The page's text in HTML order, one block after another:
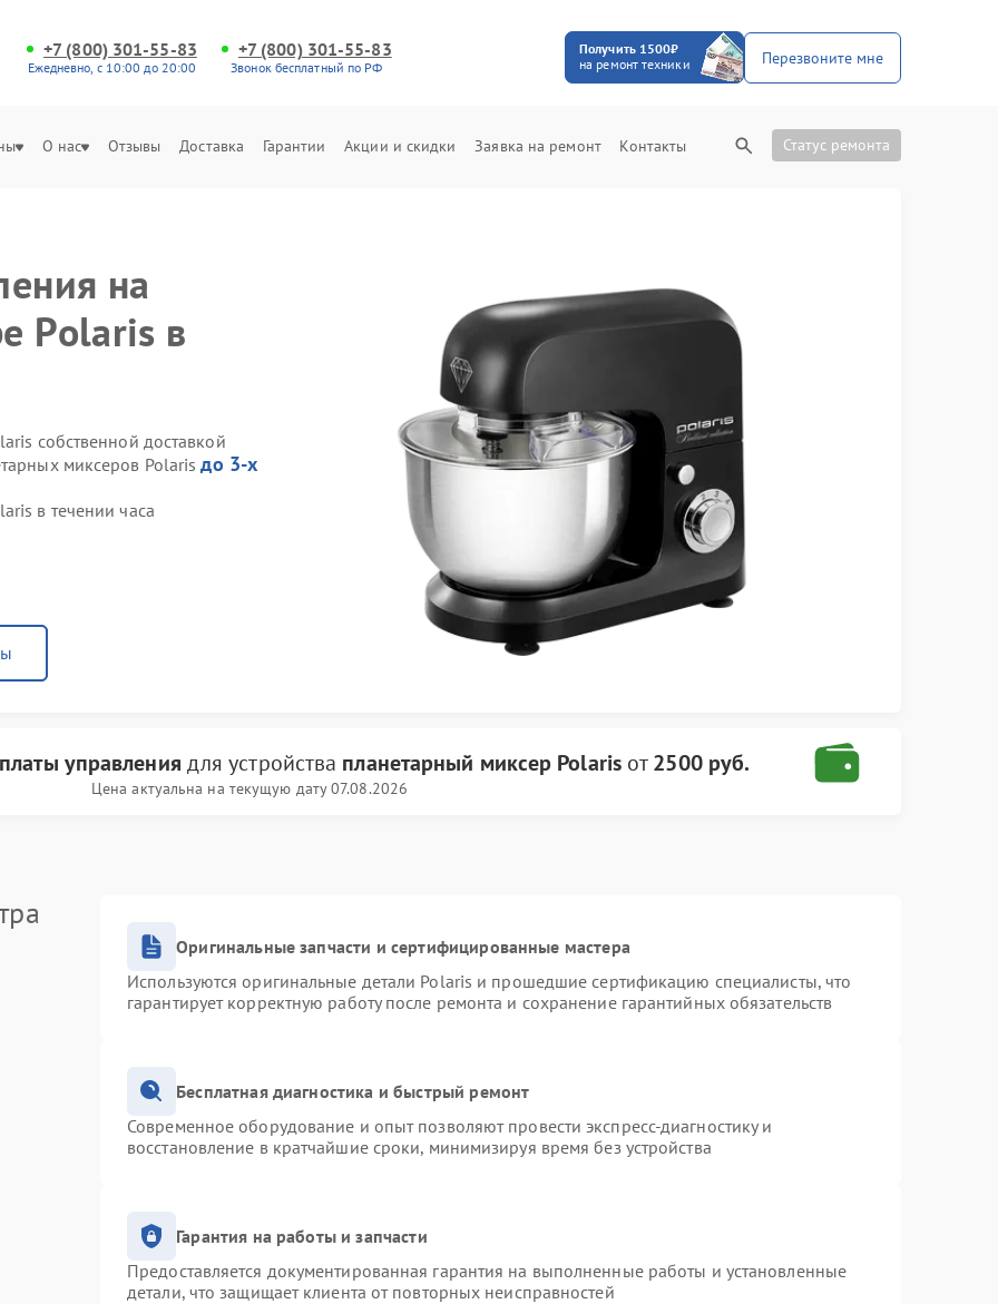
+7 (800) 301-55-83
Ежедневно, с 10:00 до 20:00
+7 (800) 301-55-83
Звонок бесплатный по РФ
Получить 1500₽
на ремонт техники
Перезвоните мне
О нас Отзывы Доставка Гарантии Акции и скидки Заявка на ремонт Контакты Статус ремонта
на
Polaris в
собственной доставкой
миксеров Polarisдо 3-х
в течении часа
управления для устройства планетарный миксер Polarisот2500 руб.
Цена актуальна на текущую дату 07.08.2026
Оригинальные запчасти и сертифицированные мастера
Используются оригинальные детали Polaris и прошедшие сертификацию специалисты, что
гарантирует корректную работу после ремонта и сохранение гарантийных обязательств
Бесплатная диагностика и быстрый ремонт
Современное оборудование и опыт позволяют провести экспресс-диагностику и
восстановление в кратчайшие сроки, минимизируя время без устройства
Гарантия на работы и запчасти
Предоставляется документированная гарантия на выполненные работы и установленные
детали, что защищает клиента от повторных неисправностей